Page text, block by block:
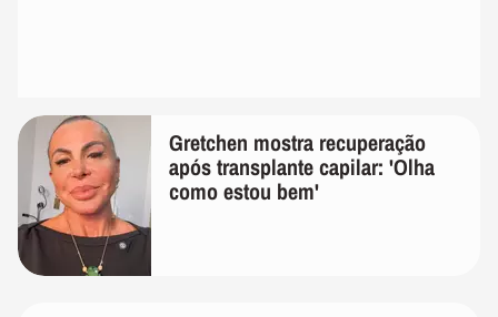
Gretchen mostra recuperação
após transplante capilar: 'Olha
como estou bem'